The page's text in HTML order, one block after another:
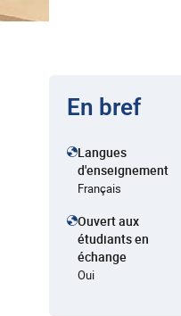
En bref
Langues
d'enseignement
Français
Ouvert aux
étudiants en
échange
Oui